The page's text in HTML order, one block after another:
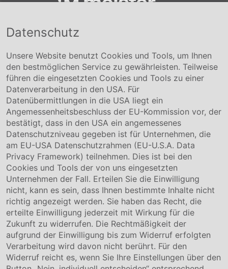
Conmetall Meister GmbH
+49 5141-180
info@conmetallmeister.de
www.conmetallmeister.de
Unternehmen
Über uns
Compliance
Hinweisgebersystem
Karriere
Service & Kontakt
Kontakt
Downloads
Garantiebedingungen
Zertifikate
Rechtliches
Impressum
AGB
Datenschutz
Unsere Website benutzt Cookies und Tools, um Ihnen
den bestmöglichen Service zu gewährleisten. Teilweise
führen die eingesetzten Cookies und Tools zu einer
Datenverarbeitung in den USA. Für
Datenübermittlungen in die USA liegt ein
Angemessenheitsbeschluss der EU-Kommission vor, der
bestätigt, dass in den USA ein angemessenes
Datenschutzniveau gegeben ist für Unternehmen, die
am EU-USA Datenschutzrahmen (EU-U.S.A. Data
Privacy Framework) teilnehmen. Dies ist bei den
Cookies und Tools der von uns eingesetzten
Unternehmen der Fall. Erteilen Sie die Einwilligung
nicht, kann es sein, dass Ihnen bestimmte Inhalte nicht
richtig angezeigt werden. Sie haben das Recht, die
erteilte Einwilligung jederzeit mit Wirkung für die
Zukunft zu widerrufen. Die Rechtmäßigkeit der
aufgrund der Einwilligung bis zum Widerruf erfolgten
Verarbeitung wird davon nicht berührt. Für den
Widerruf reicht es, wenn Sie Ihre Einstellungen über den